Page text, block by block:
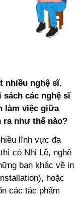
nhiều nghệ sĩ.
các nghệ sĩ
làm việc giữa
ra như thế nào?
lĩnh vực đa
có Nhi Lê, nghệ
bạn khác về in
hoặc
các tác phẩm